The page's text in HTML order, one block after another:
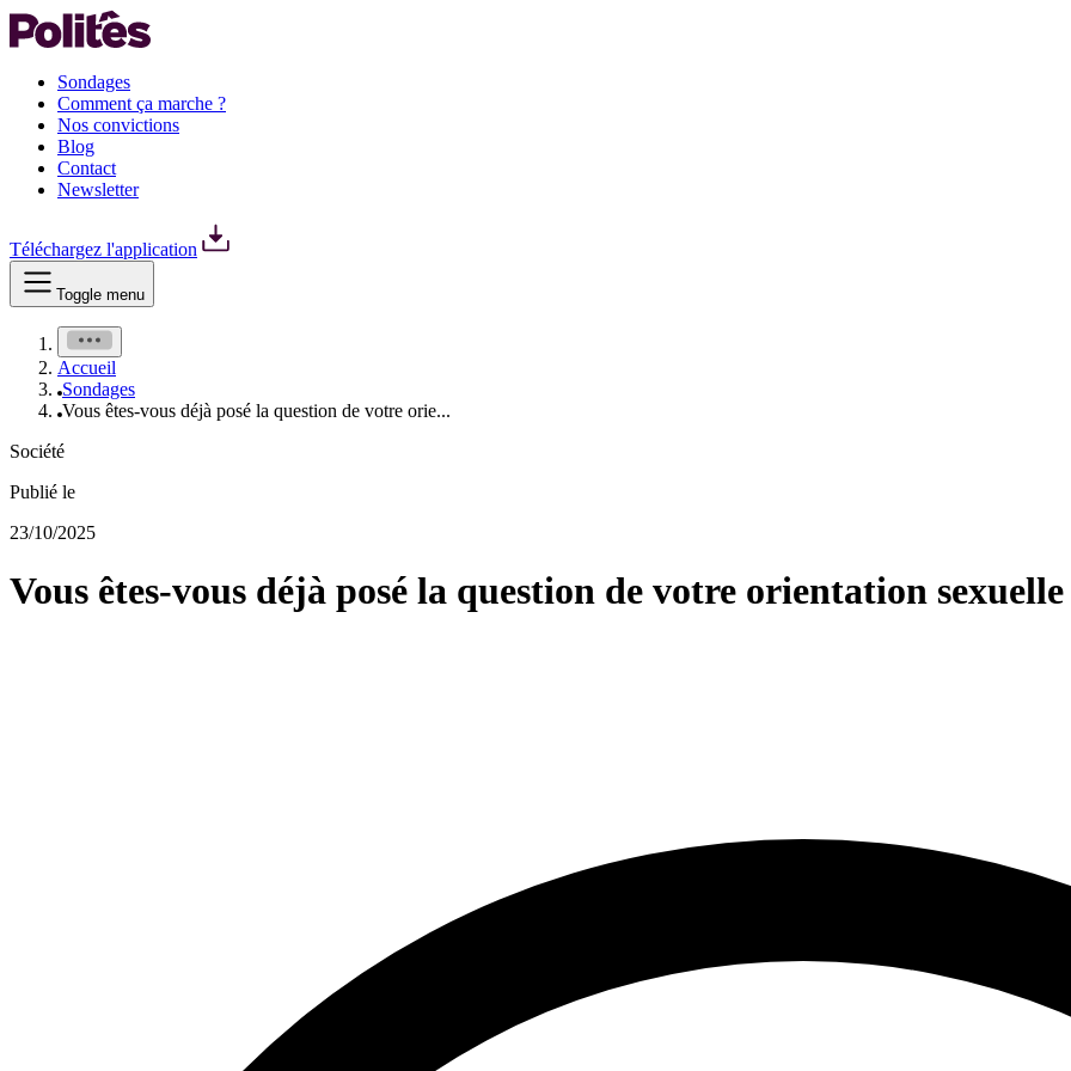
Sondages
Comment ça marche ?
Nos convictions
Blog
Contact
Newsletter
Téléchargez l'application
Toggle menu
Accueil
Sondages
Vous êtes-vous déjà posé la question de votre orie...
Société
Publié le
23/10/2025
Vous êtes-vous déjà posé la question de votre orientation sexuelle